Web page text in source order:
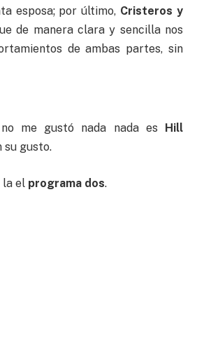
esposa; por último, Cristeros y
de manera clara y sencilla nos
de ambas partes, sin
me gustó nada nada es
Hill
su gusto.
la el programa dos.